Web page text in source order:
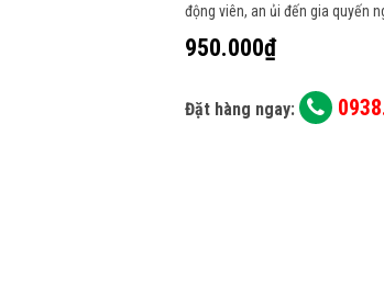
động viên, an ủi đến gia quyến
950.000₫
Đặt hàng ngay: